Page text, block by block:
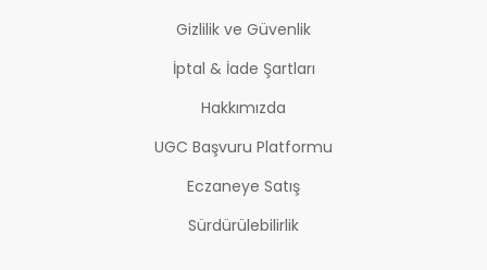
Gizlilik ve Güvenlik
İptal & İade Şartları
Hakkımızda
UGC Başvuru Platformu
Eczaneye Satış
Sürdürülebilirlik